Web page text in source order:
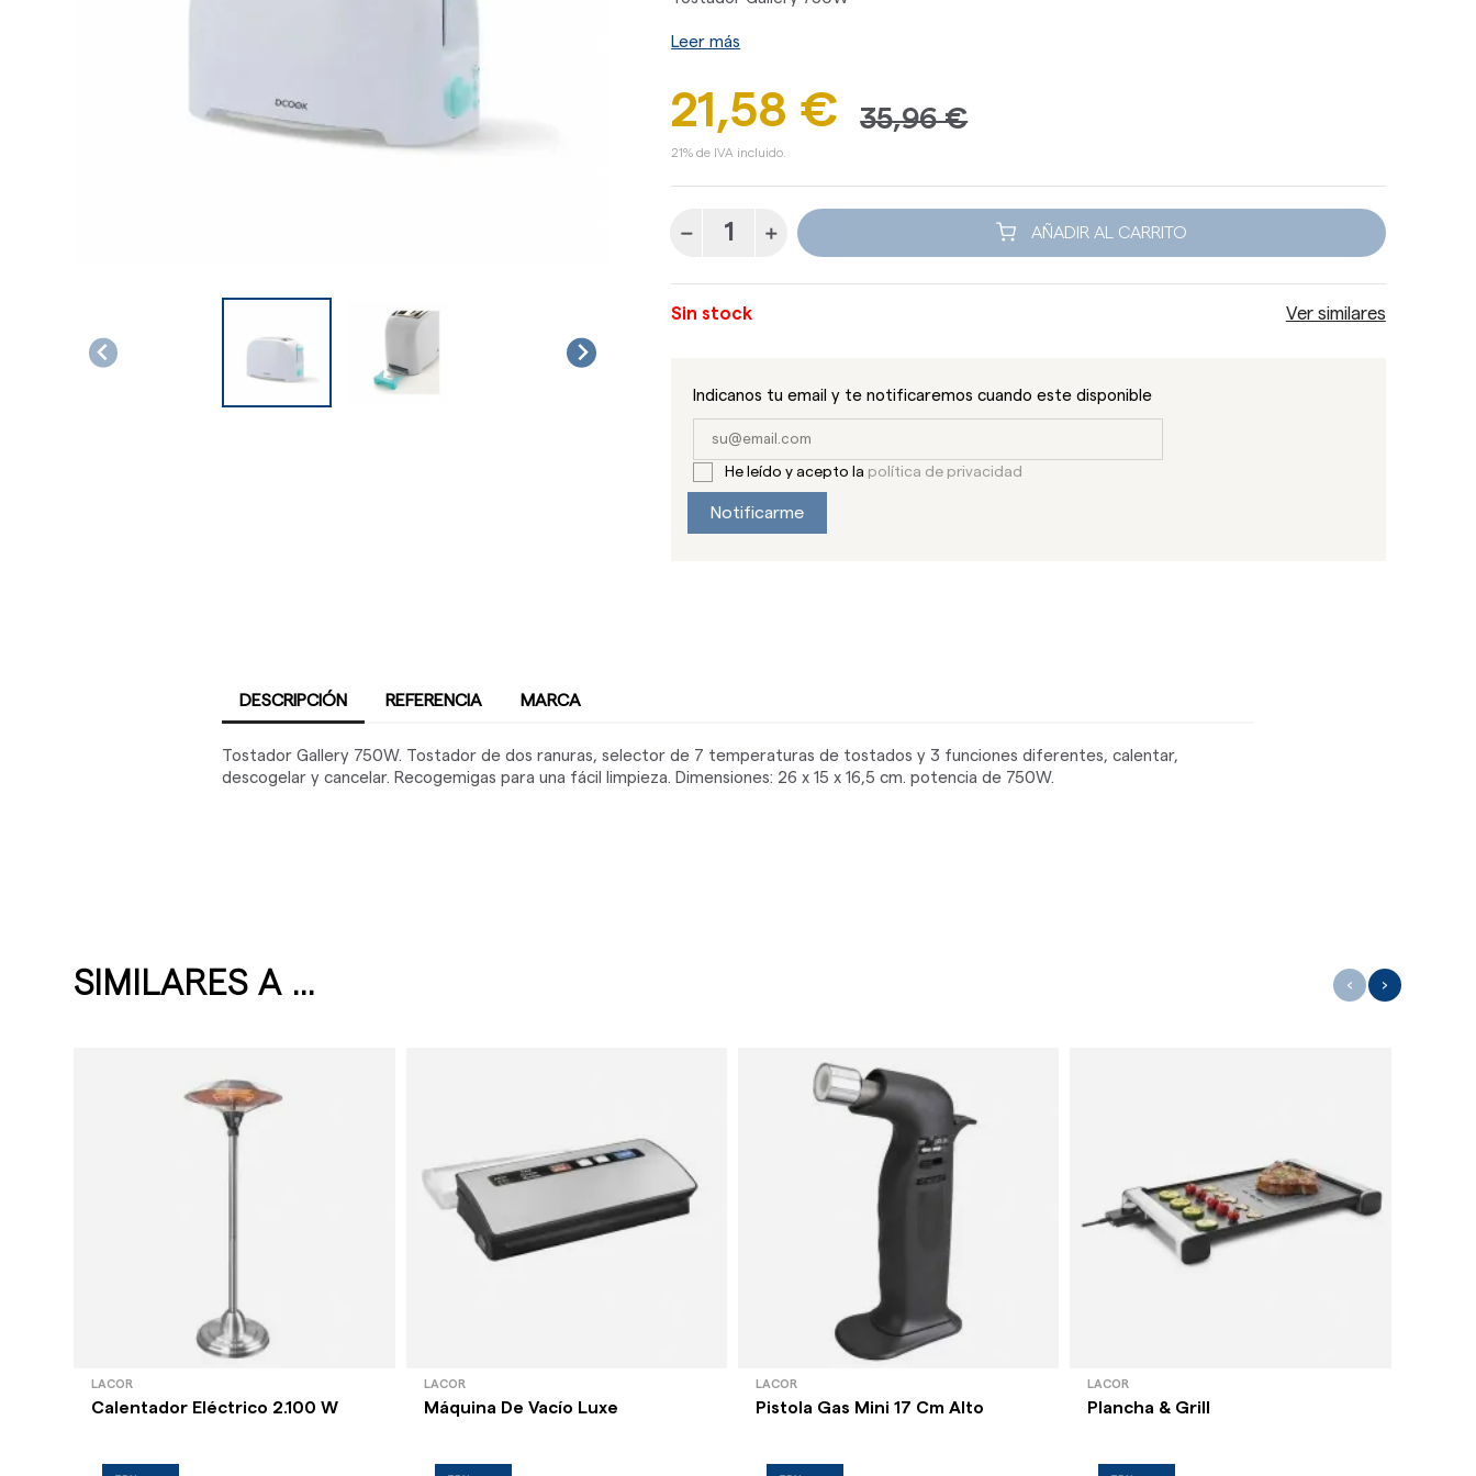
Leer más
21,58 € 35,96 €
21% de IVA incluido.
AÑADIR AL CARRITO
Sin stock Ver similares
Indicanos tu email y te notificaremos cuando este disponible
He leído y acepto la política de privacidad
Notificarme
DESCRIPCIÓN REFERENCIA MARCA
Tostador Gallery 750W. Tostador de dos ranuras, selector de 7 temperaturas de tostados y 3 funciones diferentes, calentar,
descogelar y cancelar. Recogemigas para una fácil limpieza. Dimensiones: 26 x 15 x 16,5 cm. potencia de 750W.
SIMILARES A ...
LACOR
Calentador Eléctrico 2.100 W
LACOR
Máquina De Vacío Luxe
LACOR
Pistola Gas Mini 17 Cm Alto
LACOR
Plancha & Grill
‹ ›